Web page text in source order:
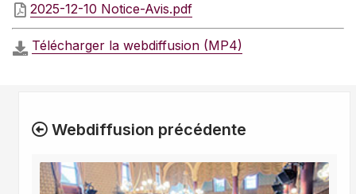
2025-12-10 Notice-Avis.pdf
Télécharger la webdiffusion (MP4)
Webdiffusion précédente